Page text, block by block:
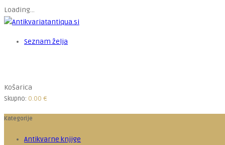
Loading...
Seznam želja
Košarica
Skupno: 0.00 €
Kategorije
Antikvarne knjige